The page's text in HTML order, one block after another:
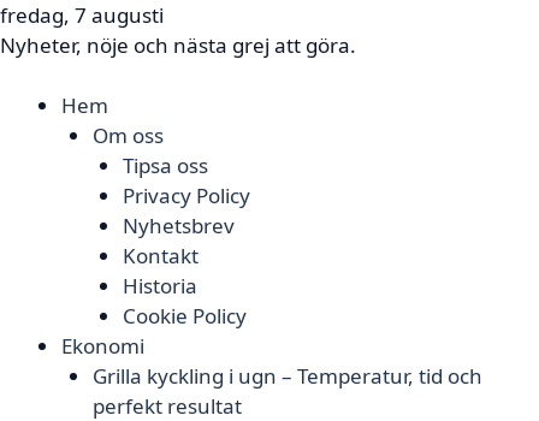
fredag, 7 augusti
Nyheter, nöje och nästa grej att göra.
Hem
Om oss
Tipsa oss
Privacy Policy
Nyhetsbrev
Kontakt
Historia
Cookie Policy
Ekonomi
Grilla kyckling i ugn – Temperatur, tid och
perfekt resultat